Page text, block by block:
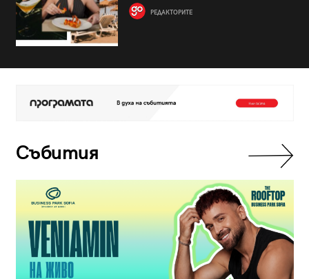
РЕДАКТОРИТЕ
Събития